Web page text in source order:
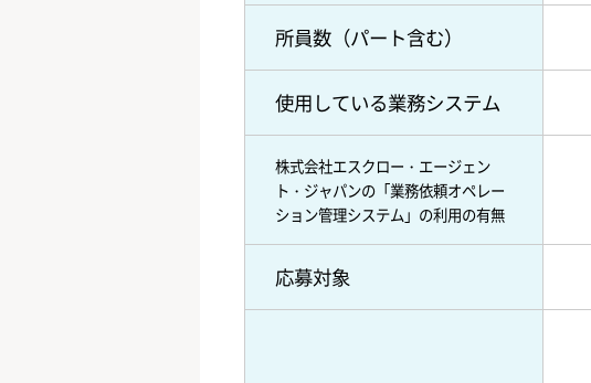
所員数（パート含む）
使用している業務システム
株式会社エスクロー・エージェン
ト・ジャパンの「業務依頼オペレー
ション管理システム」の利用の有無
応募対象